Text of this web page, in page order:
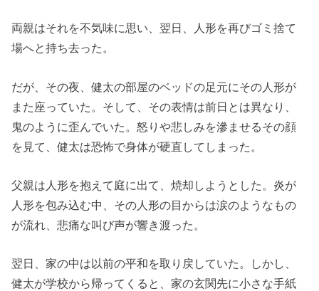
両親はそれを不気味に思い、翌日、人形を再びゴミ捨て
場へと持ち去った。
だが、その夜、健太の部屋のベッドの足元にその人形が
また座っていた。そして、その表情は前日とは異なり、
鬼のように歪んでいた。怒りや悲しみを滲ませるその顔
を見て、健太は恐怖で身体が硬直してしまった。
父親は人形を抱えて庭に出て、焼却しようとした。炎が
人形を包み込む中、その人形の目からは涙のようなもの
が流れ、悲痛な叫び声が響き渡った。
翌日、家の中は以前の平和を取り戻していた。しかし、
健太が学校から帰ってくると、家の玄関先に小さな手紙